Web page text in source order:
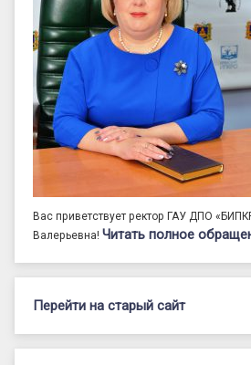
Вас приветствует ректор ГАУ ДПО
Валерьевна! Читать полное
Перейти на старый сайт